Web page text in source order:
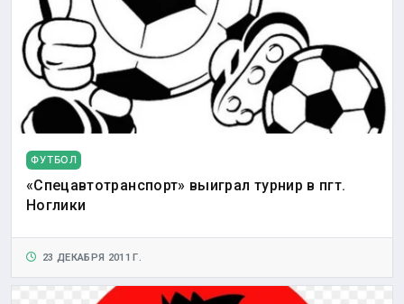
ФУТБОЛ
«Спецавтотранспорт» выиграл турнир в пгт.
Ноглики
23 ДЕКАБРЯ 2011 Г.